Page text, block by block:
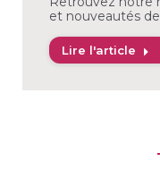
et nouveautés
Lire l'article